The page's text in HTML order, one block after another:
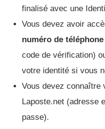
finalisé avec une
Vous devez avoir
numéro de téléphone
code de vérification)
votre identité si vous
Vous devez connaître
Laposte.net (adresse
passe).